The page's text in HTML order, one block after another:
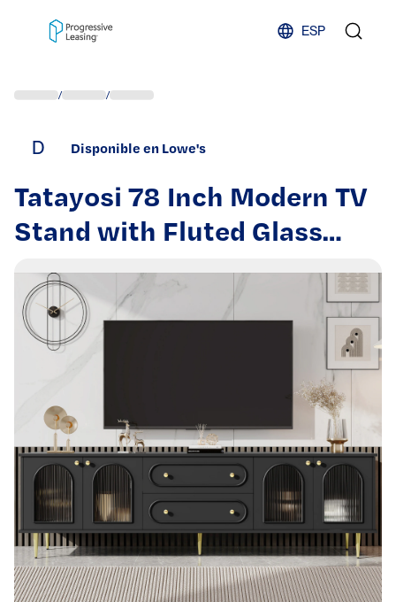
ESP
/ /
D Disponible en Lowe's
Tatayosi 78 Inch Modern TV
Stand with Fluted Glass
Doors and Adjustable Legs
for TVs Up to 80 Inches in
Black | XH-00144AAB